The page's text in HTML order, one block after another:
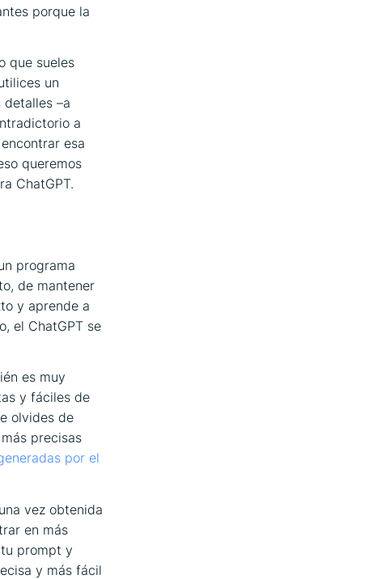
porque la
que sueles
un
–a
a
esa
queremos
ChatGPT.
programa
de mantener
y aprende a
el ChatGPT se
es muy
y fáciles de
olvides de
precisas
por el
vez obtenida
en más
prompt y
y más fácil